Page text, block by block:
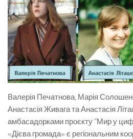
Валерія Печатнова, Марія
Анастасія Живага та Анастасія
амбасадорками проєкту “Мир у
«Дієва громада» є регіональним